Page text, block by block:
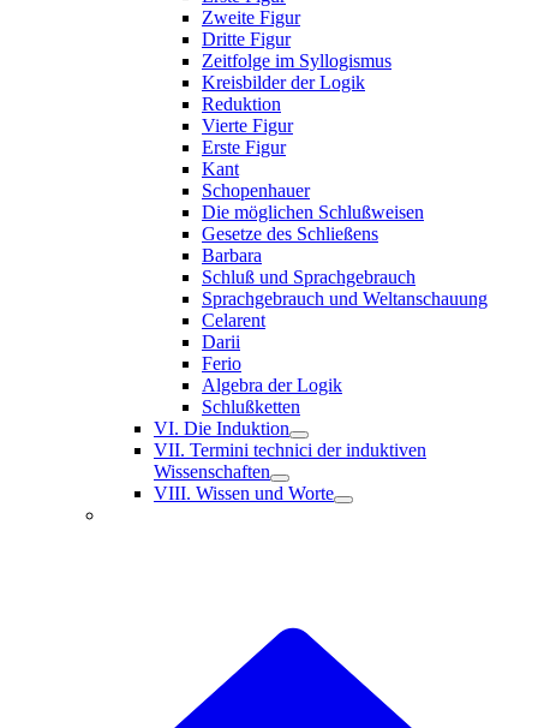
Zweite Figur
Dritte Figur
Zeitfolge im Syllogismus
Kreisbilder der Logik
Reduktion
Vierte Figur
Erste Figur
Kant
Schopenhauer
Die möglichen Schlußweisen
Gesetze des Schließens
Barbara
Schluß und Sprachgebrauch
Sprachgebrauch und Weltanschauung
Celarent
Darii
Ferio
Algebra der Logik
Schlußketten
VI. Die Induktion
VII. Termini technici der induktiven
Wissenschaften
VIII. Wissen und Worte